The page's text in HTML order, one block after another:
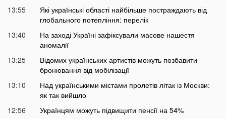
13:55
Які українські області найбільше постраждають від
глобального потепління: перелік
13:40
На заході Україні зафіксували масове нашестя
аномалії
13:25
Відомих українських артистів можуть позбавити
бронювання від мобілізації
13:10
Над українськими містами пролетів літак із Москви:
як так вийшло
12:56
Українцям можуть підвищити пенсії на 54%